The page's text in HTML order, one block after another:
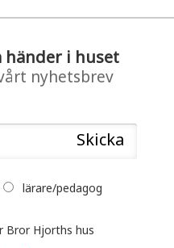
händer i huset
nyhetsbrev
lärare/pedagog
Bror Hjorths hus